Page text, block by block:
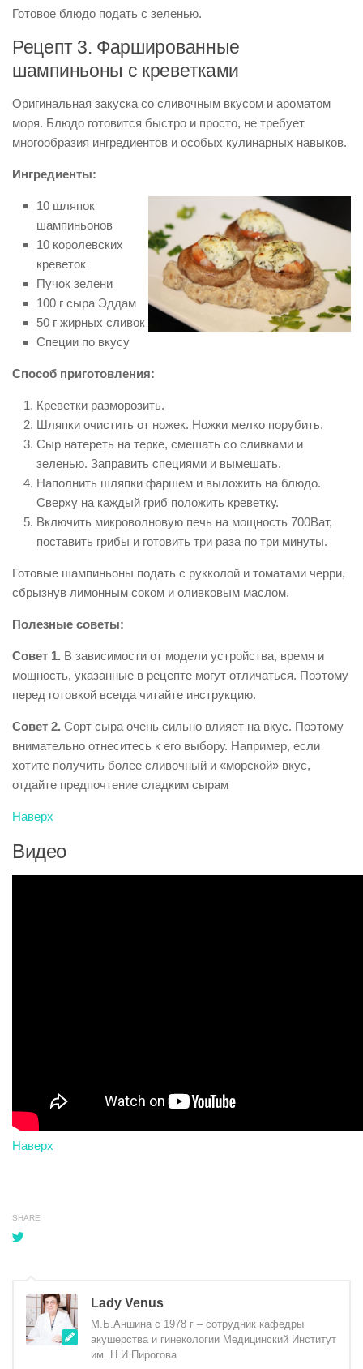
Готовое блюдо подать с зеленью.
Рецепт 3. Фаршированные
шампиньоны с креветками
Оригинальная закуска со сливочным вкусом и ароматом
моря. Блюдо готовится быстро и просто, не требует
многообразия ингредиентов и особых кулинарных навыков.
Ингредиенты:
10 шляпок
шампиньонов
10 королевских
креветок
Пучок зелени
100 г сыра Эддам
50 г жирных сливок
Специи по вкусу
Способ приготовления:
Креветки разморозить.
Шляпки очистить от ножек. Ножки мелко порубить.
Сыр натереть на терке, смешать со сливками и
зеленью. Заправить специями и вымешать.
Наполнить шляпки фаршем и выложить на блюдо.
Сверху на каждый гриб положить креветку.
Включить микроволновую печь на мощность 700Ват,
поставить грибы и готовить три раза по три минуты.
Готовые шампиньоны подать с рукколой и томатами черри,
сбрызнув лимонным соком и оливковым маслом.
Полезные советы:
Совет 1. В зависимости от модели устройства, время и
мощность, указанные в рецепте могут отличаться. Поэтому
перед готовкой всегда читайте инструкцию.
Совет 2. Сорт сыра очень сильно влияет на вкус. Поэтому
внимательно отнеситесь к его выбору. Например, если
хотите получить более сливочный и «морской» вкус,
отдайте предпочтение сладким сырам
Наверх
Видео
Наверх
SHARE
Lady Venus
М.Б.Аншина с 1978 г – сотрудник кафедры
акушерства и гинекологии Медицинский Институт
им. Н.И.Пирогова